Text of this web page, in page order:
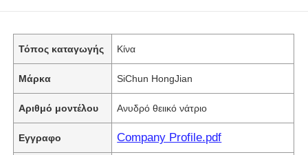
Τόπος καταγωγής Κίνα
Μάρκα SiChun HongJian
Αριθμό μοντέλου Ανυδρό θειικό νάτριο
Εγγραφο Company Profile.pdf